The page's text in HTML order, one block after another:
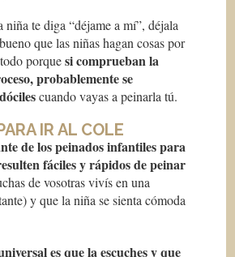
niña te diga “déjame a mí”, déjala
que las niñas hagan cosas por
porquesi comprueban la
probablemente se
cuando vayas a peinarla tú.
IR AL COLE
de los peinados infantiles para
fáciles y rápidos de peinar
de vosotras vivís en una
y que la niña se sienta cómoda
es que la escuches y que